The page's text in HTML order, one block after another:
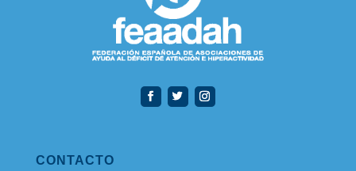
CONTACTO